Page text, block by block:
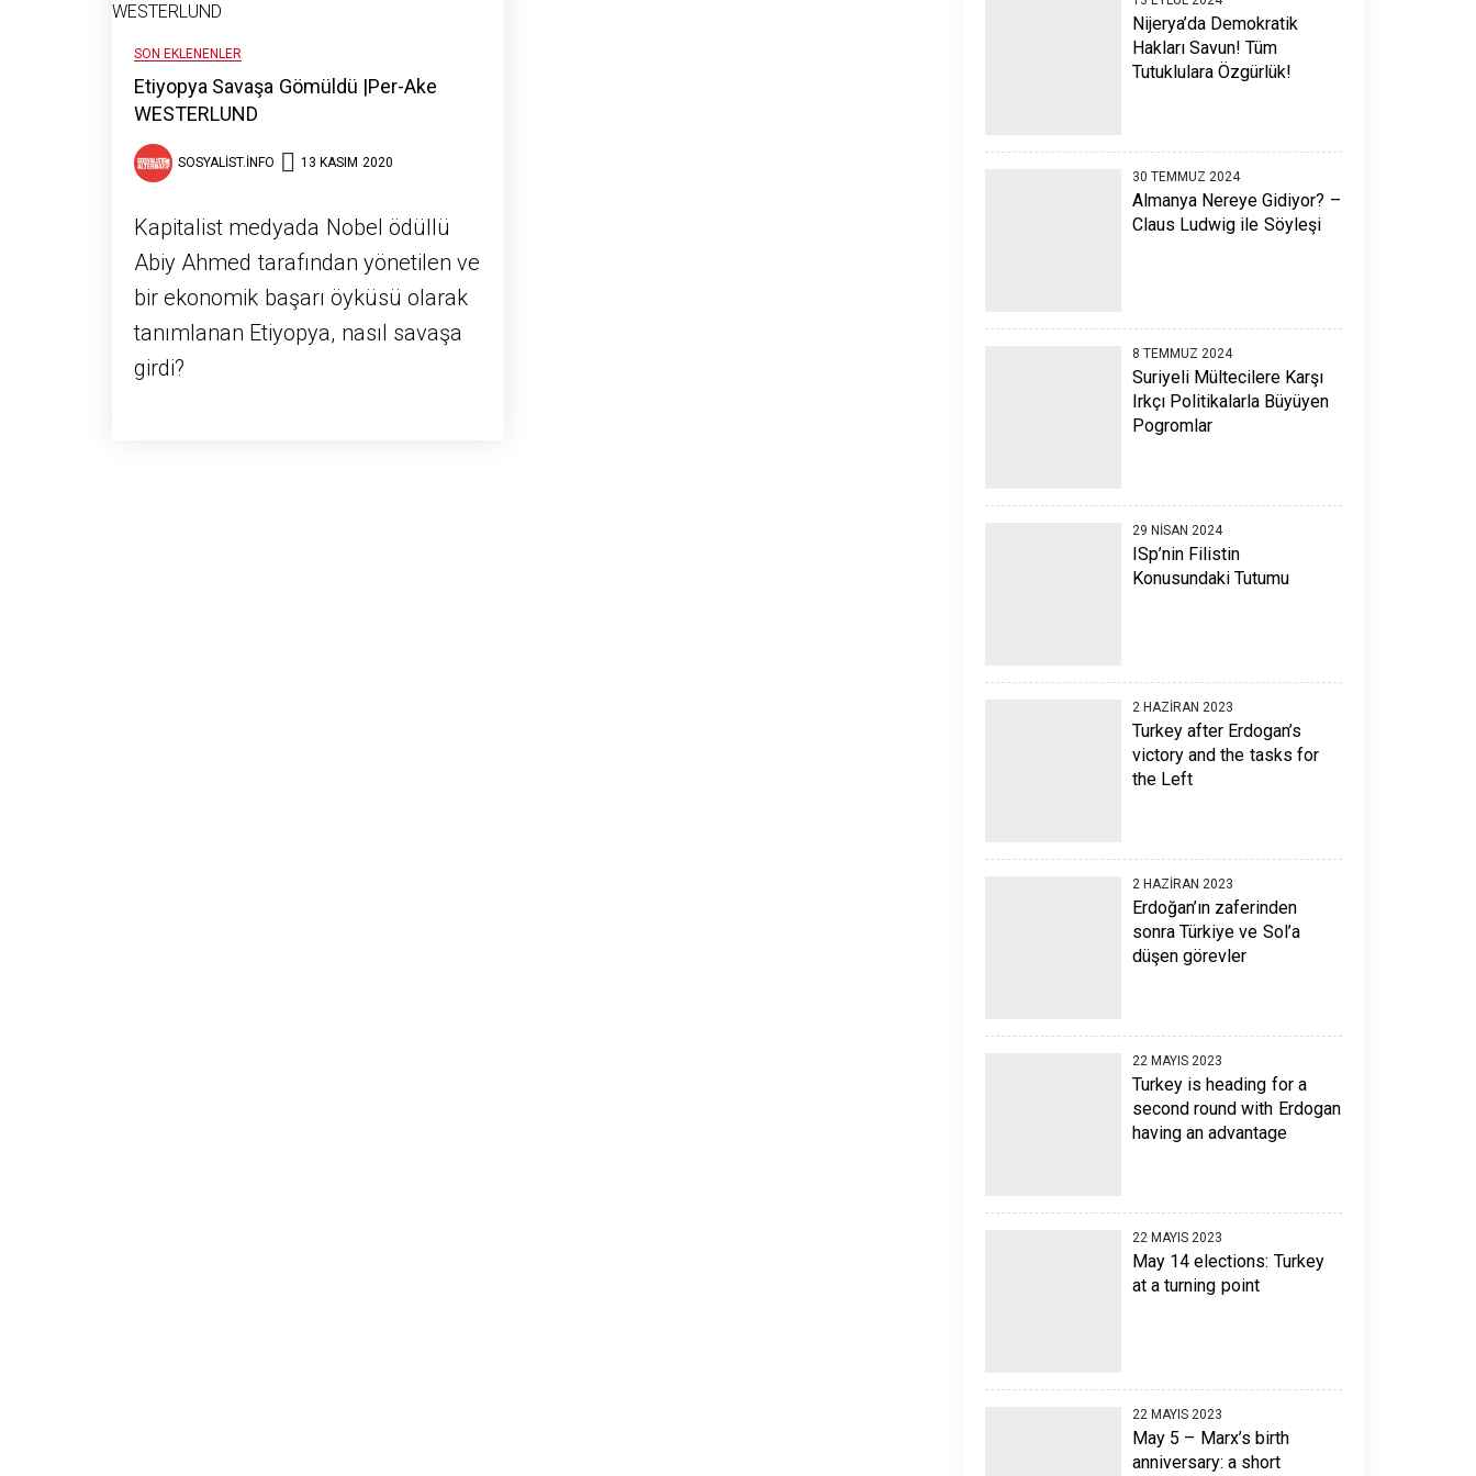
SON EKLENENLER
Etiyopya Savaşa Gömüldü |Per-Ake
WESTERLUND
SOSYALIST.INFO 13 KASIM 2020
Kapitalist medyada Nobel ödüllü
Abiy Ahmed tarafından yönetilen ve
bir ekonomik başarı öyküsü olarak
tanımlanan Etiyopya, nasıl savaşa
girdi?
Nijerya’da Demokratik
Hakları Savun! Tüm
Tutuklulara Özgürlük!
30 TEMMUZ 2024
Almanya Nereye Gidiyor? –
Claus Ludwig ile Söyleşi
8 TEMMUZ 2024
Suriyeli Mültecilere Karşı
Irkçı Politikalarla Büyüyen
Pogromlar
29 NISAN 2024
ISp’nin Filistin
Konusundaki Tutumu
2 HAZIRAN 2023
Turkey after Erdogan’s
victory and the tasks for
the Left
2 HAZIRAN 2023
Erdoğan’ın zaferinden
sonra Türkiye ve Sol’a
düşen görevler
22 MAYIS 2023
Turkey is heading for a
second round with Erdogan
having an advantage
22 MAYIS 2023
May 14 elections: Turkey
at a turning point
22 MAYIS 2023
May 5 – Marx’s birth
anniversary: a short